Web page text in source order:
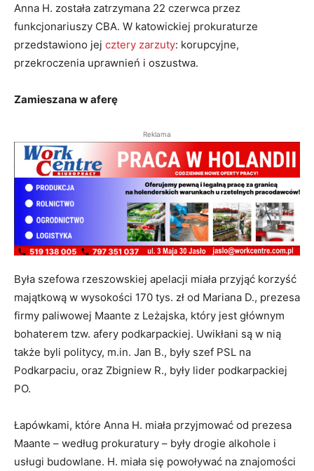
Anna H. została zatrzymana 22 czerwca przez
funkcjonariuszy CBA. W katowickiej prokuraturze
przedstawiono jej cztery zarzuty: korupcyjne,
przekroczenia uprawnień i oszustwa.
Zamieszana w aferę
Reklama
Była szefowa rzeszowskiej apelacji miała przyjąć korzyść
majątkową w wysokości 170 tys. zł od Mariana D., prezesa
firmy paliwowej Maante z Leżajska, który jest głównym
bohaterem tzw. afery podkarpackiej. Uwikłani są w nią
także byli politycy, m.in. Jan B., były szef PSL na
Podkarpaciu, oraz Zbigniew R., były lider podkarpackiej
PO.
Łapówkami, które Anna H. miała przyjmować od prezesa
Maante – według prokuratury – były drogie alkohole i
usługi budowlane. H. miała się powoływać na znajomości